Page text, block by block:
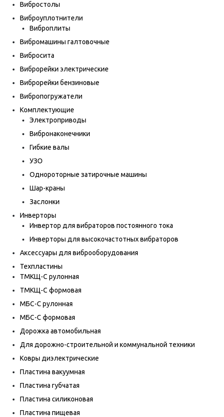
Вибростолы
Виброуплотнители
Виброплиты
Вибромашины галтовочные
Вибросита
Виброрейки электрические
Виброрейки бензиновые
Вибропогружатели
Комплектующие
Электроприводы
Вибронаконечники
Гибкие валы
УЗО
Однороторные затирочные машины
Шар-краны
Заслонки
Инверторы
Инвертор для вибраторов постоянного тока
Инверторы для высокочастотных вибраторов
Аксессуары для виброоборудования
Техпластины
ТМКЩ-С рулонная
ТМКЩ-С формовая
МБС-С рулонная
МБС-С формовая
Дорожка автомобильная
Для дорожно-строительной и коммунальной техники
Ковры диэлектрические
Пластина вакуумная
Пластина губчатая
Пластина силиконовая
Пластина пищевая